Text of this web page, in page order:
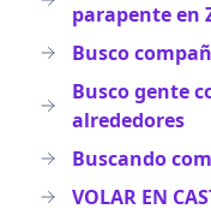
parapente en
Busco
Busco gente
alrededores
Buscando
VOLAR EN